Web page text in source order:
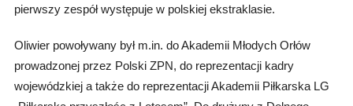
pierwszy zespół występuje w polskiej ekstraklasie.
Oliwier powoływany był m.in. do Akademii Młodych Orłów
prowadzonej przez Polski ZPN, do reprezentacji kadry
wojewódzkiej a także do reprezentacji Akademii Piłkarska LG